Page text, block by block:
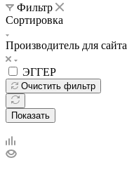
Фильтр
Сортировка
Производитель для сайта
ЭГГЕР
Очистить фильтр
Показать